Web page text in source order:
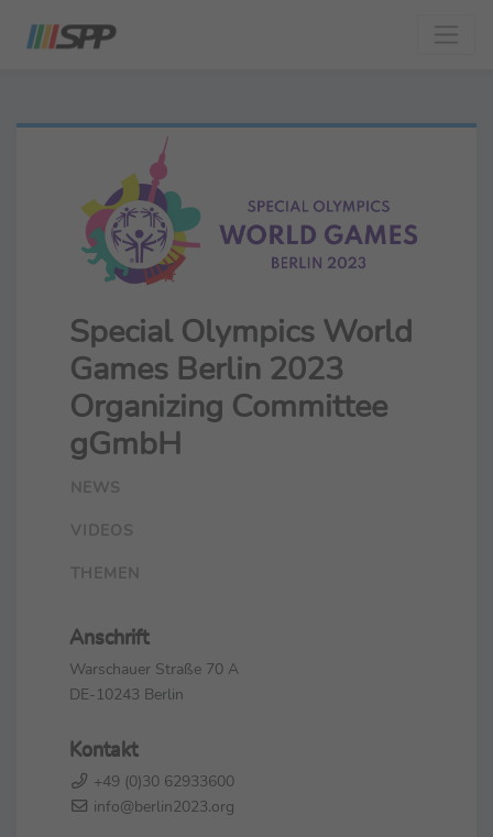
Special Olympics World
Games Berlin 2023
Organizing Committee
gGmbH
NEWS
VIDEOS
THEMEN
Anschrift
Warschauer Straße 70 A
DE-10243 Berlin
Kontakt
+49 (0)30 62933600
info@berlin2023.org